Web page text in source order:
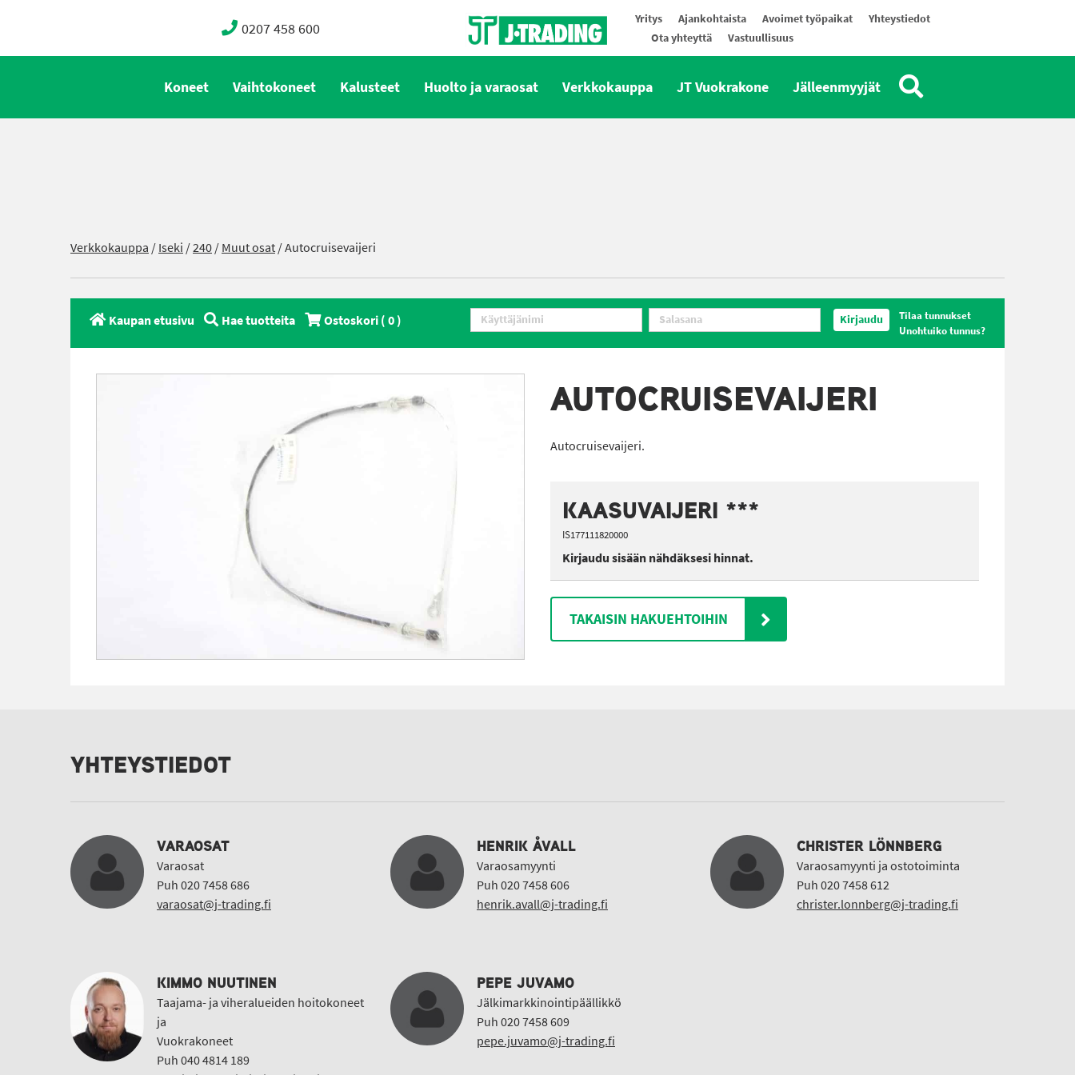
0207 458 600 Yritys Ajankohtaista Avoimet työpaikat
Yhteystiedot
Ota yhteyttä
Vastuullisuus
Koneet Vaihtokoneet Kalusteet Huolto ja varaosat Verkkokauppa JT Vuokrakone Jälleenmyyjät
Verkkokauppa /Iseki /240/Muut osat/ Autocruisevaijeri
Kaupan etusivu Hae tuotteita Ostoskori (0) Kirjaudu
Tilaa tunnukset
Unohtuiko tunnus?
AUTOCRUISEVAIJERI
Autocruisevaijeri.
KAASUVAIJERI ***
IS177111820000
Kirjaudu sisään nähdäksesi hinnat.
TAKAISIN HAKUEHTOIHIN
YHTEYSTIEDOT
VARAOSAT
Varaosat
Puh 020 7458 686
varaosat@j-trading.fi
HENRIK ÅVALL
Varaosamyynti
Puh 020 7458 606
henrik.avall@j-trading.fi
CHRISTER LÖNNBERG
Varaosamyynti ja ostotoiminta
Puh 020 7458 612
christer.lonnberg@j-trading.fi
KIMMO NUUTINEN
Taajama- ja viheralueiden hoitokoneet
ja
Vuokrakoneet
Puh 040 4814 189
PEPE JUVAMO
Jälkimarkkinointipäällikkö
Puh 020 7458 609
pepe.juvamo@j-trading.fi